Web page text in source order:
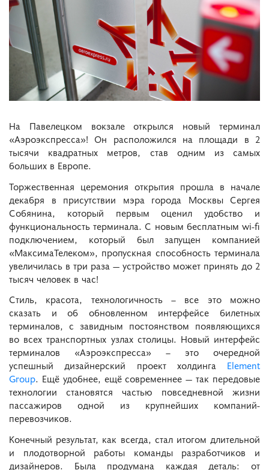
На Павелецком вокзале открылся новый терминал
«Аэроэкспресса»! Он расположился на площади в 2
тысячи квадратных метров, став одним из самых
больших в Европе.
Торжественная церемония открытия прошла в начале
декабря в присутствии мэра города Москвы Сергея
Собянина, который первым оценил удобство и
функциональность терминала. С новым бесплатным wi-fi
подключением, который был запущен компанией
«МаксимаТелеком», пропускная способность терминала
увеличилась в три раза — устройство может принять до 2
тысяч человек в час!
Стиль, красота, технологичность – все это можно
сказать и об обновленном интерфейсе билетных
терминалов, с завидным постоянством появляющихся
во всех транспортных узлах столицы. Новый интерфейс
терминалов «Аэроэкспресса» – это очередной
успешный дизайнерский проект холдинга Element
Group. Ещё удобнее, ещё современнее — так передовые
технологии становятся частью повседневной жизни
пассажиров одной из крупнейших компаний-
перевозчиков.
Конечный результат, как всегда, стал итогом длительной
и плодотворной работы команды разработчиков и
дизайнеров. Была продумана каждая деталь: от